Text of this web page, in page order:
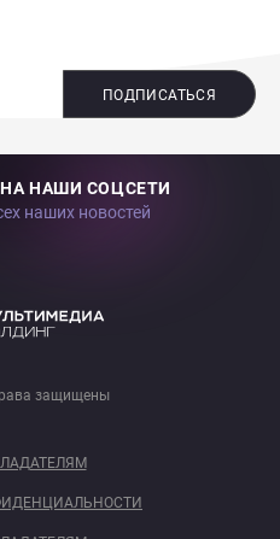
ПОДПИСАТЬСЯ
НАШИ СОЦСЕТИ
наших новостей
защищены